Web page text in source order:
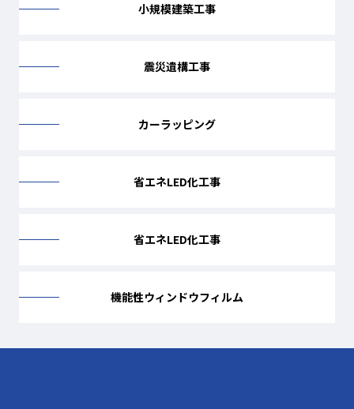
小規模建築工事
震災遺構工事
カーラッピング
省エネLED化工事
省エネLED化工事
機能性ウィンドウフィルム